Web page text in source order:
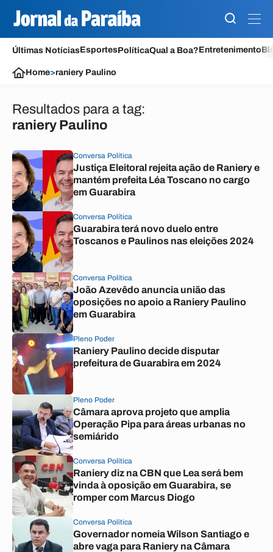
Últimas NotíciasEsportesPolíticaQual a Boa?Entretenimento
Home>raniery Paulino
Resultados para a tag:
raniery Paulino
Conversa Política
Justiça Eleitoral rejeita ação de Raniery e
mantém prefeita Léa Toscano no cargo
em Guarabira
Conversa Política
Guarabira terá novo duelo entre
Toscanos e Paulinos nas eleições 2024
Conversa Política
João Azevêdo anuncia união das
oposições no apoio a Raniery Paulino
em Guarabira
Pleno Poder
Raniery Paulino decide disputar
prefeitura de Guarabira em 2024
Pleno Poder
Câmara aprova projeto que amplia
Operação Pipa para áreas urbanas no
semiárido
Conversa Política
Raniery diz na CBN que Lea será bem
vinda à oposição em Guarabira, se
romper com Marcus Diogo
Conversa Política
Governador nomeia Wilson Santiago e
abre vaga para Raniery na Câmara